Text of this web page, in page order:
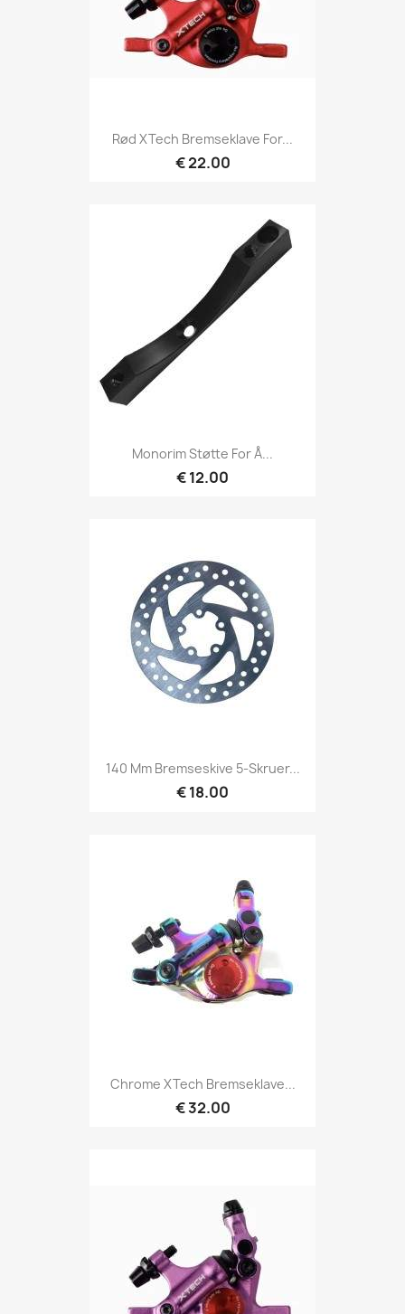
Rød XTech Bremseklave For...
€ 22.00
Monorim Støtte For Å...
€ 12.00
140 Mm Bremseskive 5-Skruer...
€ 18.00
Chrome XTech Bremseklave...
€ 32.00